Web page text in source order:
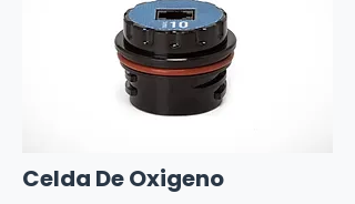
Celda De Oxigeno